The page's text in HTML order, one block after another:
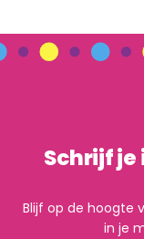
Schrijf je
Blijf op de hoogte
in je